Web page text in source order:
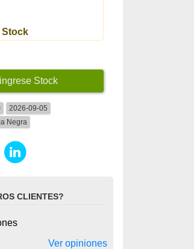
Stock
Stock
2026-09-05
Negra
CLIENTES?
Ver opiniones